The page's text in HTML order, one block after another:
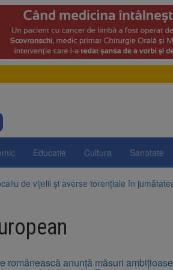
Educatie Cultura Sanatate
de vijelii și averse torențiale în
Victoria, reținut după ce și-ar fi agresat
i-au condus pe polițiști la cioate.
platforma suspeND.ro pentru
românească anunță măsuri